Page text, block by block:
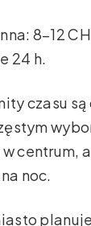
8–12
24 h.
czasu są
centrum,
noc.